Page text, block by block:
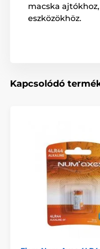
macska
eszközökhöz.
Kapcsolódó